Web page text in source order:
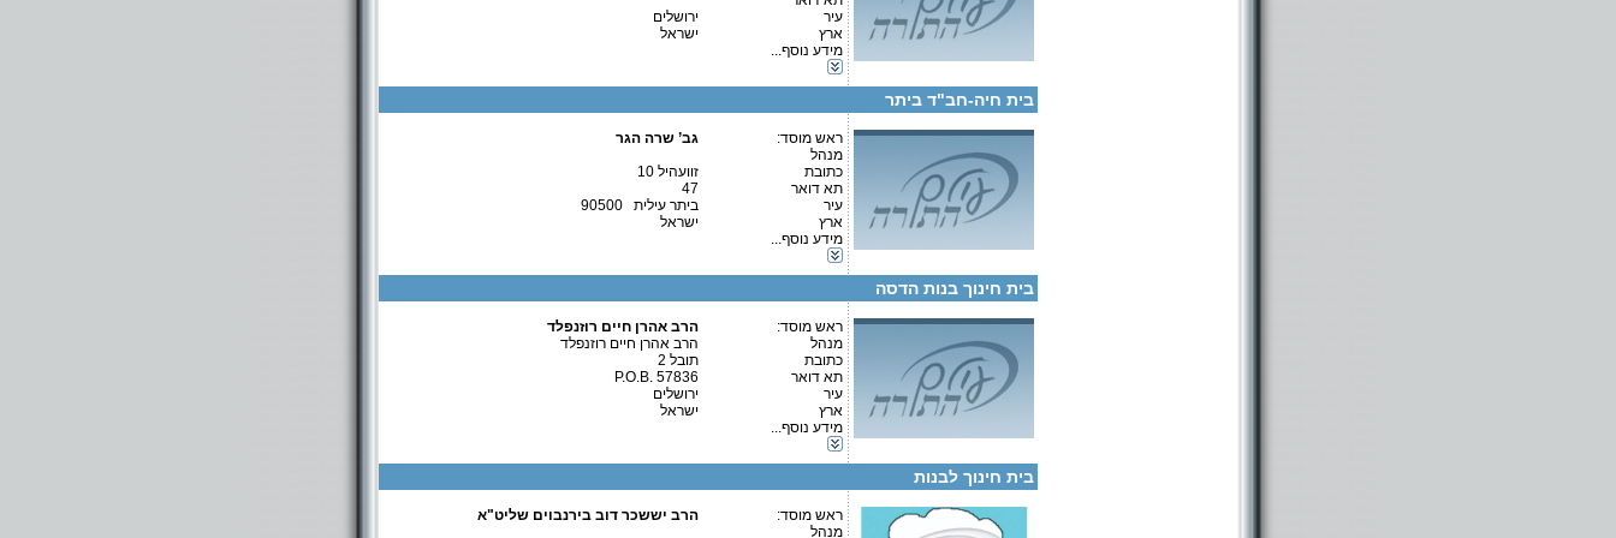
עיר
ירושלים
ארץ
ישראל
מידע נוסף...
קטגוריות:
בית חיה-חב"ד ביתר
ראש מוסד:
גב’ שרה הגר
מנהל
כתובת
זוועהיל 10
תא דואר
47
עיר
ביתר עילית 90500
ארץ
ישראל
מידע נוסף...
טלפון 1:
טלפון 2:
איש קשר:
קטגוריות:
בית חינוך בנות הדסה
ראש מוסד:
הרב אהרן חיים רוזנפלד
מנהל
הרב אהרן חיים רוזנפלד
כתובת
תובל 2
תא דואר
P.O.B. 57836
עיר
ירושלים
ארץ
ישראל
מידע נוסף...
פרטים נוספים:
טלפון 1:
טלפון 2:
פקס
מספר עמותה:
580489813
קטגוריות:
בתי ספר וסמינרים-בית ספר
בתי ספר וסמינרים-סמינר
בית חינוך לבנות
ראש מוסד:
הרב יששכר דוב בירנבוים שליט"א
מנהל
טלפון 1:
טלפון 2:
איש קשר: